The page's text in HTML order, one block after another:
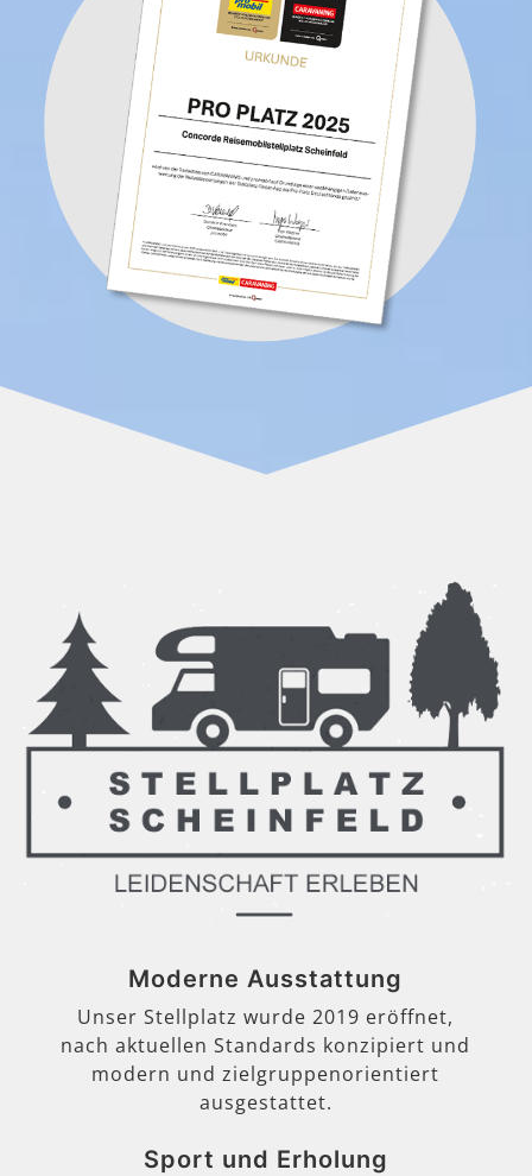
Moderne Ausstattung
Unser Stellplatz wurde 2019 eröffnet,
nach aktuellen Standards konzipiert und
modern und zielgruppenorientiert
ausgestattet.
Sport und Erholung